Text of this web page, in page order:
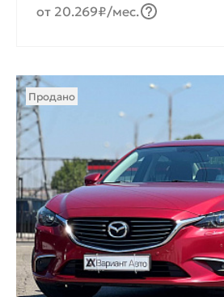
от 20.269₽/мес.
Продано